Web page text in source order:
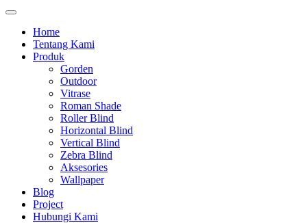
Home
Tentang Kami
Produk
Gorden
Outdoor
Vitrase
Roman Shade
Roller Blind
Horizontal Blind
Vertical Blind
Zebra Blind
Aksesories
Wallpaper
Blog
Project
Hubungi Kami